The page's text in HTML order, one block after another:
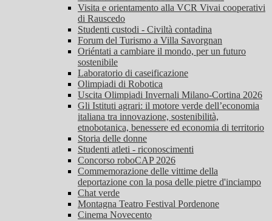
Visita e orientamento alla VCR Vivai cooperativi
di Rauscedo
Studenti custodi - Civiltà contadina
Forum del Turismo a Villa Savorgnan
Oriéntati a cambiare il mondo, per un futuro
sostenibile
Laboratorio di caseificazione
Olimpiadi di Robotica
Uscita Olimpiadi Invernali Milano-Cortina 2026
Gli Istituti agrari: il motore verde dell’economia
italiana tra innovazione, sostenibilità,
etnobotanica, benessere ed economia di territorio
Storia delle donne
Studenti atleti - riconoscimenti
Concorso roboCAP 2026
Commemorazione delle vittime della
deportazione con la posa delle pietre d'inciampo
Chat verde
Montagna Teatro Festival Pordenone
Cinema Novecento